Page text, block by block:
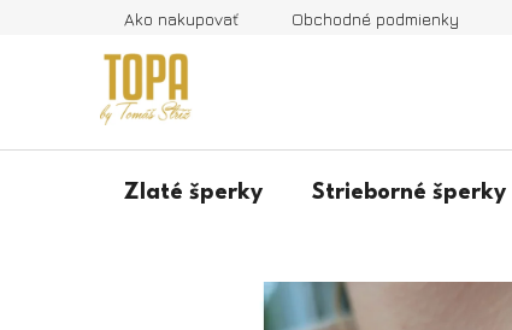
Ako nakupovať Obchodné podmienky
Zlaté šperky Strieborné šperky